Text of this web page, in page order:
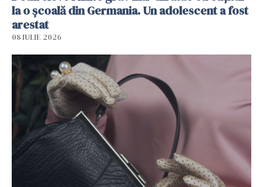
la o școală din Germania. Un adolescent a fost
arestat
08 IULIE 2026